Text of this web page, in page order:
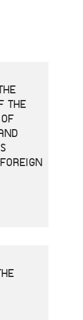
THE